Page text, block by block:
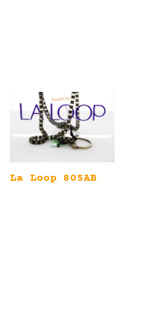
La Loop 805AB